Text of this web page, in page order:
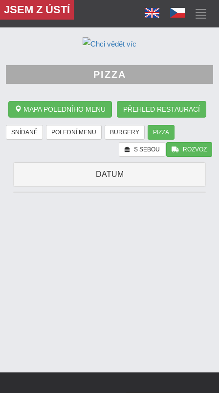
JSEM Z ÚSTÍ
PIZZA
MAPA POLEDNÍHO MENU PŘEHLED RESTAURACÍ
SNÍDANĚ POLEDNÍ MENU BURGERY PIZZA
ROZVOZ
S SEBOU
DATUM